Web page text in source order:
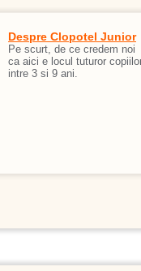
Despre Clopotel Junior
Pe scurt, de ce credem noi
ca aici e locul tuturor
intre 3 si 9 ani.